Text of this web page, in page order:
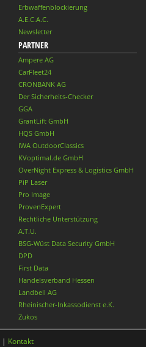
Erbwaffenblockierung
A.E.C.A.C.
Newsletter
PARTNER
Ampere AG
CarFleet24
CRONBANK AG
Der Sicherheits-Checker
GGA
GrantLift GmbH
HQS GmbH
IWA OutdoorClassics
KVoptimal.de GmbH
OverNight Express & Logistics GmbH
PiP Laser
Pro Image
ProvenExpert
Rechtliche Unterstützung
A.T.U.
BSG-Wüst Data Security GmbH
DPD
First Data
Handelsverband Hessen
Landbell AG
Rheinischer-Inkassodienst e.K.
Zukos
| Kontakt